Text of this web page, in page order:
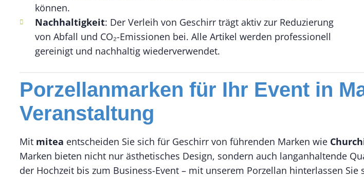
können.
Nachhaltigkeit: Der Verleih von Geschirr trägt aktiv zur Reduzierung
von Abfall und CO₂-Emissionen bei. Alle Artikel werden professionell
gereinigt und nachhaltig wiederverwendet.
Porzellanmarken für Ihr Event in
Veranstaltung
Mit mitea entscheiden Sie sich für Geschirr von führenden Marken wie
Marken bieten nicht nur ästhetisches Design, sondern auch langanhaltende
der Hochzeit bis zum Business-Event – mit unserem Porzellan hinterlassen